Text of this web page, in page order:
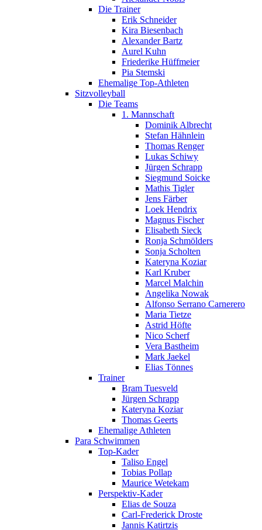
Die Trainer
Erik Schneider
Kira Biesenbach
Alexander Bartz
Aurel Kuhn
Friederike Hüffmeier
Pia Stemski
Ehemalige Top-Athleten
Sitzvolleyball
Die Teams
1. Mannschaft
Dominik Albrecht
Stefan Hähnlein
Thomas Renger
Lukas Schiwy
Jürgen Schrapp
Siegmund Soicke
Mathis Tigler
Jens Färber
Loek Hendrix
Magnus Fischer
Elisabeth Sieck
Ronja Schmölders
Sonja Scholten
Kateryna Koziar
Karl Kruber
Marcel Malchin
Angelika Nowak
Alfonso Serrano Carnerero
Maria Tietze
Astrid Höfte
Nico Scherf
Vera Bastheim
Mark Jaekel
Elias Tönnes
Trainer
Bram Tuesveld
Jürgen Schrapp
Kateryna Koziar
Thomas Geerts
Ehemalige Athleten
Para Schwimmen
Top-Kader
Taliso Engel
Tobias Pollap
Maurice Wetekam
Perspektiv-Kader
Elias de Souza
Carl-Frederick Droste
Jannis Katirtzis